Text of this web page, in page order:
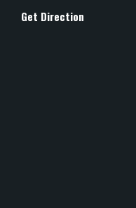
Get Direction